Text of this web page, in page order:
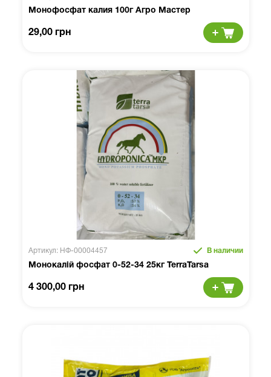
Монофосфат калия 100г Агро Мастер
29,00 грн
Артикул: НФ-00004457 В наличии
Монокалій фосфат 0-52-34 25кг TerraTarsa
4 300,00 грн